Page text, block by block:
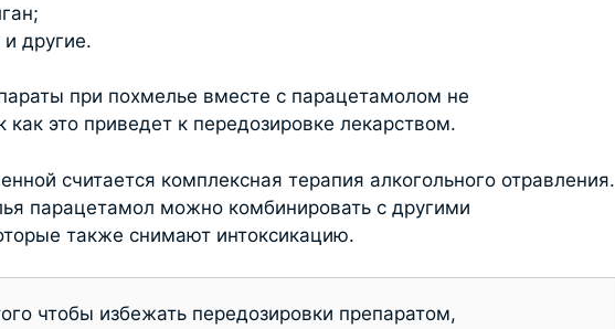
другие.
при похмелье вместе с парацетамолом не
как это приведет к передозировке лекарством.
считается комплексная терапия алкогольного отравления.
парацетамол можно комбинировать с другими
также снимают интоксикацию.
чтобы избежать передозировки препаратом,